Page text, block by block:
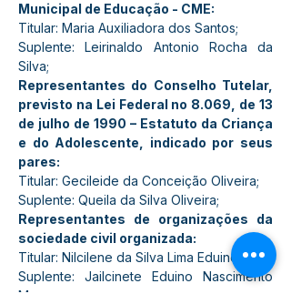
Municipal de Educação - CME:
Titular: Maria Auxiliadora dos Santos;
Suplente: Leirinaldo Antonio Rocha da
Silva;
Representantes do Conselho Tutelar,
previsto na Lei Federal no 8.069, de 13
de julho de 1990 – Estatuto da Criança
e do Adolescente, indicado por seus
pares:
Titular: Gecileide da Conceição Oliveira;
Suplente: Queila da Silva Oliveira;
Representantes de organizações da
sociedade civil organizada:
Titular: Nilcilene da Silva Lima Eduino;
Suplente: Jailcinete Eduino Nascimento
Moura;